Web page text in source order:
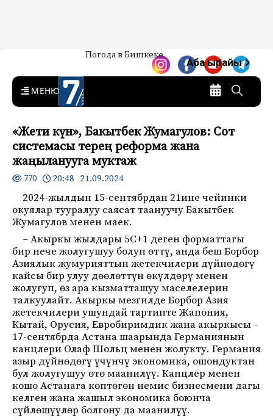
7-канал. Жаңылыктар —
Кыргызстан
Жаңылыктар — Кыргызстан
Погода в Бишкеке
Аба ырайы
MENU
«Жети күн», Бакытбек Жумагулов: Сот
системасы терең реформа жана
жаңыланууга муктаж
770 20:48 21.09.2024
2024-жылдын 15-сентябрдан 21ине чейинки
окуялар тууралуу саясат таануучу Бакытбек
Жумагулов менен маек.
– Акыркы жылдары 5С+1 деген форматтагы
бир нече жолугушуу болуп өттү, анда беш Борбор
Азиялык жумурияттын жетекчилери дүйнөдөгү
кайсы бир улуу дөөлөттүн өкүлдөрү менен
жолугуп, өз ара кызматташуу маселелерин
талкуулайт. Акыркы мезгилде Борбор Азия
жетекчилери ушундай тартипте Жапония,
Кытай, Орусия, Евробиримдик жана акыркысы –
17-сентябрда Астана шаарында Германиянын
канцлери Олаф Шольц менен жолукту. Германия
азыр дүйнөдөгү үчүнчү экономика, ошондуктан
бул жолугушуу өтө маанилүү. Канцлер менен
кошо Астанага көптөгөн немис бизнесмени дагы
келген жана жашыл экономика боюнча
сүйлөшүүлөр болгону да маанилүү.